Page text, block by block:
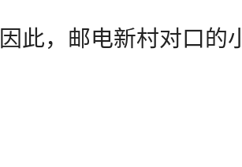
因此，邮电新村对口的